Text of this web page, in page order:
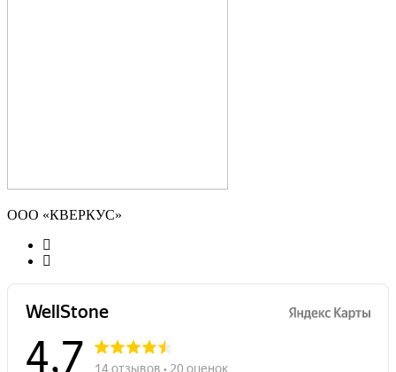
ООО «КВЕРКУС»